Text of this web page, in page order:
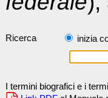
Ricerca inizia
I termini biografici e i